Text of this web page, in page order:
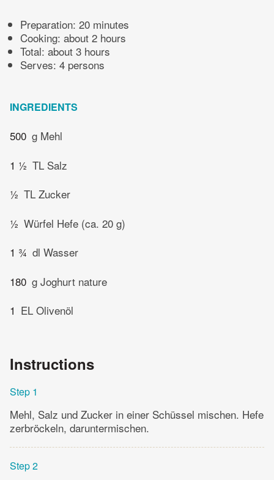
Preparation: 20 minutes
Cooking: about 2 hours
Total: about 3 hours
Serves: 4 persons
INGREDIENTS
500 g Mehl
1 ½ TL Salz
½ TL Zucker
½ Würfel Hefe (ca. 20 g)
1 ¾ dl Wasser
180 g Joghurt nature
1 EL Olivenöl
Instructions
Step 1
Mehl, Salz und Zucker in einer Schüssel mischen. Hefe
zerbröckeln, daruntermischen.
Step 2